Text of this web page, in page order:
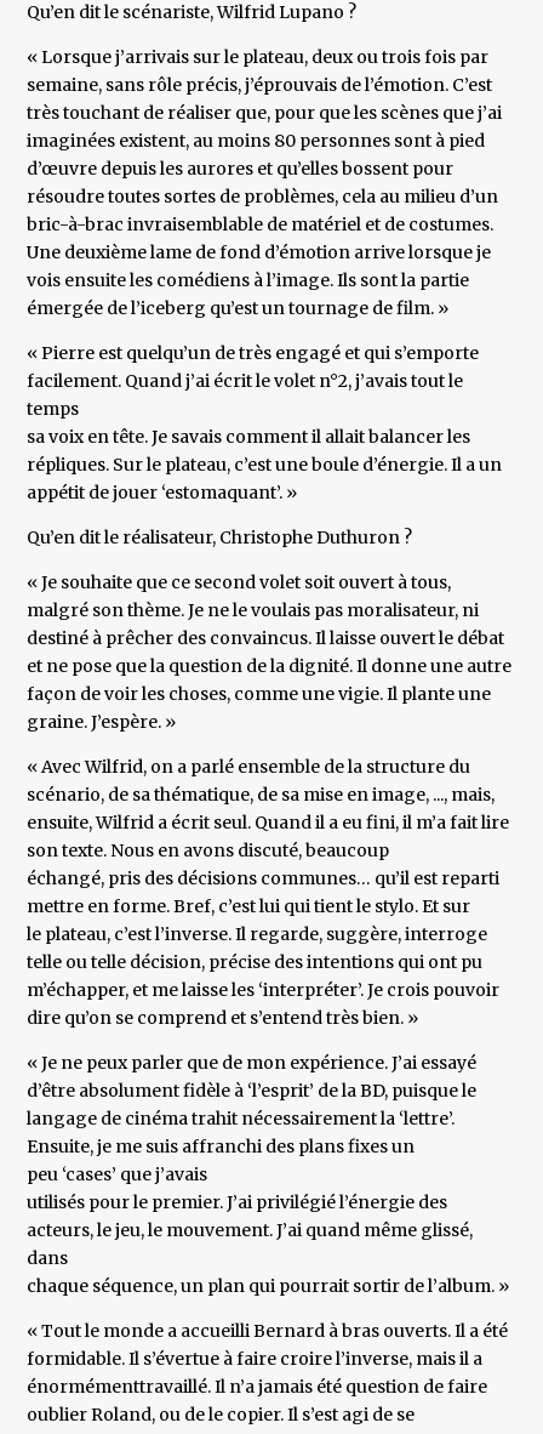
Qu’en dit le scénariste, Wilfrid Lupano ?
« Lorsque j’arrivais sur le plateau, deux ou trois fois par
semaine, sans rôle précis, j’éprouvais de l’émotion. C’est
très touchant de réaliser que, pour que les scènes que j’ai
imaginées existent, au moins 80 personnes sont à pied
d’œuvre depuis les aurores et qu’elles bossent pour
résoudre toutes sortes de problèmes, cela au milieu d’un
bric-à-brac invraisemblable de matériel et de costumes.
Une deuxième lame de fond d’émotion arrive lorsque je
vois ensuite les comédiens à l’image. Ils sont la partie
émergée de l’iceberg qu’est un tournage de film. »
« Pierre est quelqu’un de très engagé et qui s’emporte
facilement. Quand j’ai écrit le volet n°2, j’avais tout le
temps
sa voix en tête. Je savais comment il allait balancer les
répliques. Sur le plateau, c’est une boule d’énergie. Il a un
appétit de jouer ‘estomaquant’. »
Qu’en dit le réalisateur, Christophe Duthuron ?
« Je souhaite que ce second volet soit ouvert à tous,
malgré son thème. Je ne le voulais pas moralisateur, ni
destiné à prêcher des convaincus. Il laisse ouvert le débat
et ne pose que la question de la dignité. Il donne une autre
façon de voir les choses, comme une vigie. Il plante une
graine. J’espère. »
« Avec Wilfrid, on a parlé ensemble de la structure du
scénario, de sa thématique, de sa mise en image, ..., mais,
ensuite, Wilfrid a écrit seul. Quand il a eu fini, il m’a fait lire
son texte. Nous en avons discuté, beaucoup
échangé, pris des décisions communes… qu’il est reparti
mettre en forme. Bref, c’est lui qui tient le stylo. Et sur
le plateau, c’est l’inverse. Il regarde, suggère, interroge
telle ou telle décision, précise des intentions qui ont pu
m’échapper, et me laisse les ‘interpréter’. Je crois pouvoir
dire qu’on se comprend et s’entend très bien. »
« Je ne peux parler que de mon expérience. J’ai essayé
d’être absolument fidèle à ‘l’esprit’ de la BD, puisque le
langage de cinéma trahit nécessairement la ‘lettre’.
Ensuite, je me suis affranchi des plans fixes un
peu ‘cases’ que j’avais
utilisés pour le premier. J’ai privilégié l’énergie des
acteurs, le jeu, le mouvement. J’ai quand même glissé,
dans
chaque séquence, un plan qui pourrait sortir de l’album. »
« Tout le monde a accueilli Bernard à bras ouverts. Il a été
formidable. Il s’évertue à faire croire l’inverse, mais il a
énormémenttravaillé. Il n’a jamais été question de faire
oublier Roland, ou de le copier. Il s’est agi de se